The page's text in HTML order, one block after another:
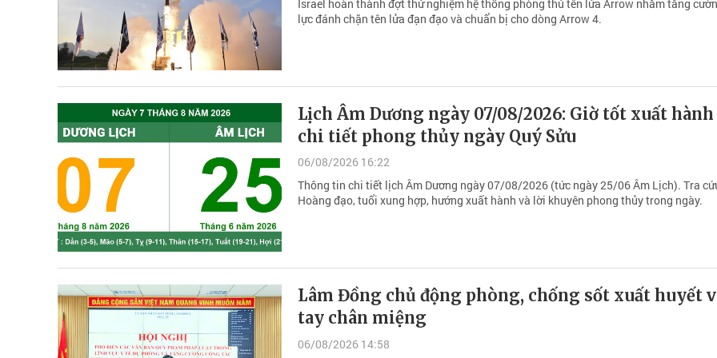
Israel hoàn thành đợt thử nghiệm hệ thống phòng thủ tên lửa Arrow nhằm tăng
lực đánh chặn tên lửa đạn đạo và chuẩn bị cho dòng Arrow 4.
Lịch Âm Dương ngày 07/08/2026: Giờ tốt xuất hành
chi tiết phong thủy ngày Quý Sửu
06/08/2026 16:22
Thông tin chi tiết lịch Âm Dương ngày 07/08/2026 (tức ngày 25/06 Âm Lịch). Tra
Hoàng đạo, tuổi xung hợp, hướng xuất hành và lời khuyên phong thủy trong ngày.
Lâm Đồng chủ động phòng, chống sốt xuất huyết
tay chân miệng
06/08/2026 14:58